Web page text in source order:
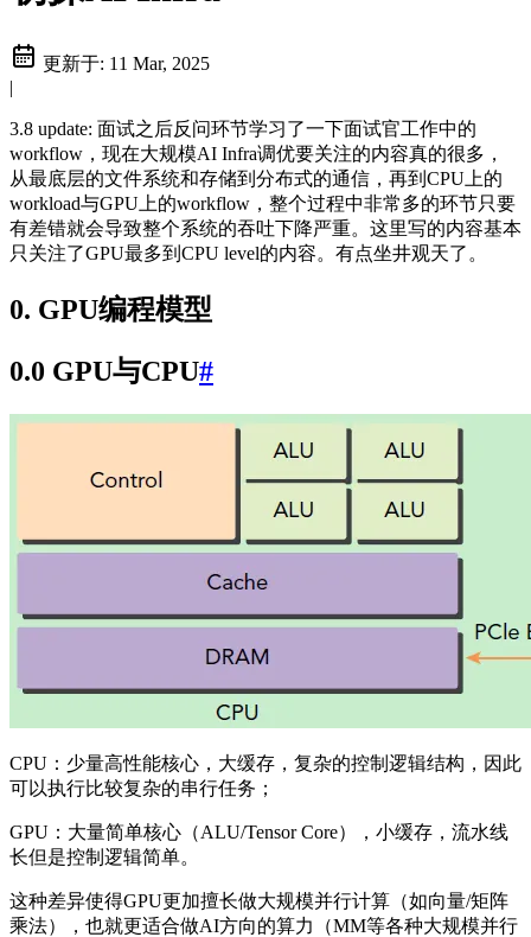
更新于: 11 Mar, 2025
|
3.8 update: 面试之后反问环节学习了一下面试官工作中的
workflow，现在大规模AI Infra调优要关注的内容真的很多，
从最底层的文件系统和存储到分布式的通信，再到CPU上的
workload与GPU上的workflow，整个过程中非常多的环节只要
有差错就会导致整个系统的吞吐下降严重。这里写的内容基本
只关注了GPU最多到CPU level的内容。有点坐井观天了。
0. GPU编程模型
0.0 GPU与CPU#
CPU：少量高性能核心，大缓存，复杂的控制逻辑结构，因此
可以执行比较复杂的串行任务；
GPU：大量简单核心（ALU/Tensor Core），小缓存，流水线
长但是控制逻辑简单。
这种差异使得GPU更加擅长做大规模并行计算（如向量/矩阵
乘法），也就更适合做AI方向的算力（MM等各种大规模并行